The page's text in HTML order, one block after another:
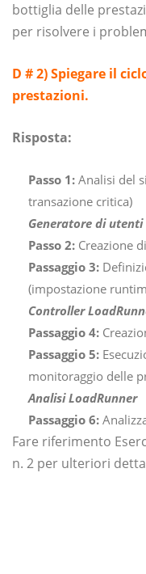
bottiglia delle
per risolvere i
D # 2) Spiegare il
prestazioni.
Risposta:
Passo 1: Analisi del
transazione critica)
Generatore di
Passo 2: Creazione
Passaggio 3:
(impostazione
Controller
Passaggio 4:
Passaggio 5:
monitoraggio delle
Analisi LoadRunner
Passaggio 6:
Fare riferimento
n. 2 per ulteriori